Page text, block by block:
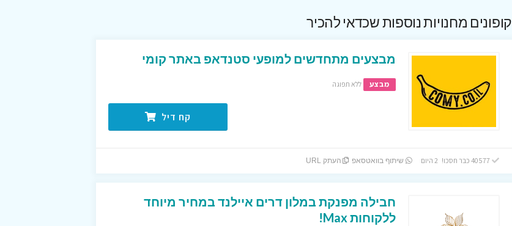
קופונים מחנויות נוספות שכדאי להכיר
מבצעים מתחדשים למופעי סטנדאפ באתר קומי
מבצע ללא תפוגה
קח דיל
שיתוף בוואטסאפ העתק URL
חבילה מפנקת במלון דרים איילנד במחיר מיוחד
ללקוחות Max!